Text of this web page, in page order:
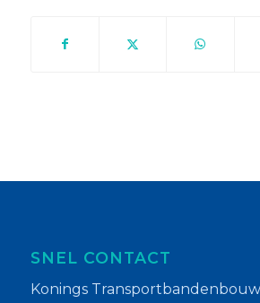
SNEL CONTACT
Konings Transportbandenbouw